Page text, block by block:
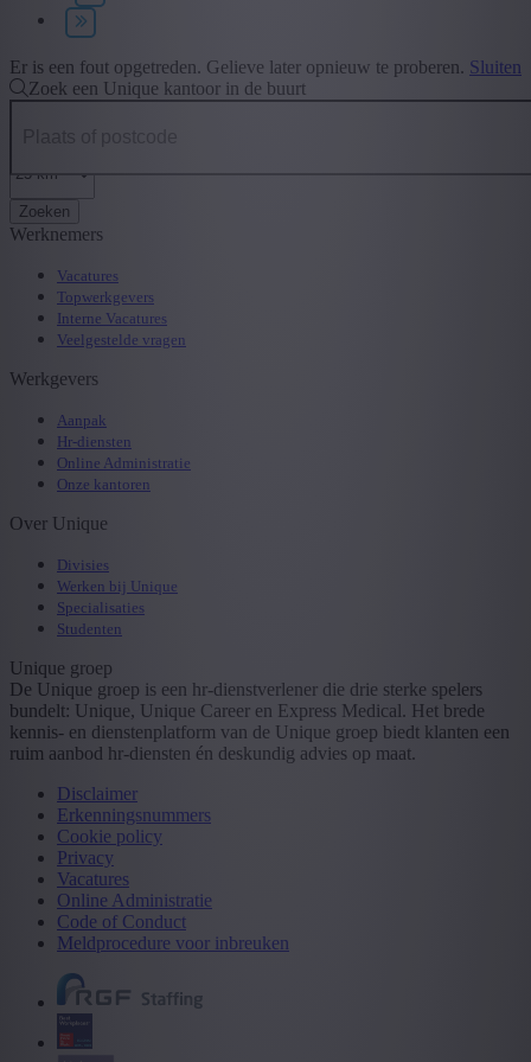
Type contract
+ Toon meer - Toon minder
Er is een fout opgetreden. Gelieve later opnieuw te proberen. Sluiten
Zoek een Unique kantoor in de buurt
Zoeken
Werknemers
Vacatures
Topwerkgevers
Interne Vacatures
Veelgestelde vragen
Werkgevers
Aanpak
Hr-diensten
Online Administratie
Onze kantoren
Over Unique
Divisies
Werken bij Unique
Specialisaties
Studenten
Unique groep
De Unique groep is een hr-dienstverlener die drie sterke spelers
bundelt: Unique, Unique Career en Express Medical. Het brede
kennis- en dienstenplatform van de Unique groep biedt klanten een
ruim aanbod hr-diensten én deskundig advies op maat.
Disclaimer
Erkenningsnummers
Cookie policy
Privacy
Vacatures
Online Administratie
Code of Conduct
Meldprocedure voor inbreuken